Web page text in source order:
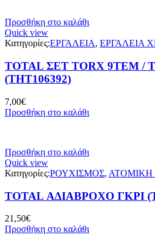
Προσθήκη στο καλάθι
Quick view
Κατηγορίες:ΕΡΓΑΛΕΙΑ, ΕΡΓΑΛΕΙΑ
TOTAL ΣΕΤ TORX 9ΤΕΜ /
(THT106392)
7,00€
Προσθήκη στο καλάθι
Προσθήκη στο καλάθι
Quick view
Κατηγορίες:ΡΟΥΧΙΣΜΟΣ, ΑΤΟΜΙΚΗ
TOTAL ΑΔΙΑΒΡΟΧΟ ΓΚΡΙ
21,50€
Προσθήκη στο καλάθι